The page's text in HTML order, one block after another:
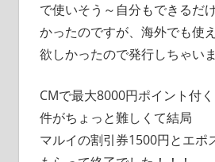
で使いそう～自分もできるだ
かったのですが、海外でも使
欲しかったので発行しちゃい
CMで最大8000円ポイント付
件がちょっと難しくて結局
マルイの割引券1500円とエポ